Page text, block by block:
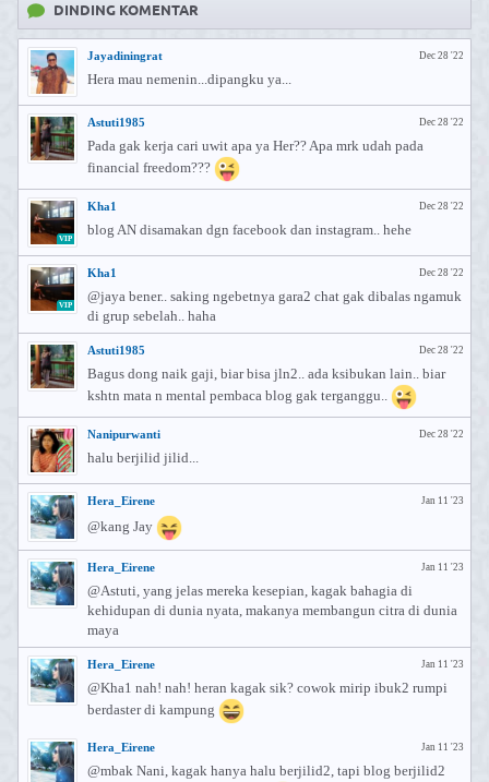
DINDING KOMENTAR
Dec 28 '22
Jayadiningrat
Hera mau nemenin...dipangku ya...
Dec 28 '22
Astuti1985
Pada gak kerja cari uwit apa ya Her?? Apa mrk udah pada
financial freedom???
VIP
Dec 28 '22
Kha1
blog AN disamakan dgn facebook dan instagram.. hehe
VIP
Dec 28 '22
Kha1
@jaya bener.. saking ngebetnya gara2 chat gak dibalas ngamuk
di grup sebelah.. haha
Dec 28 '22
Astuti1985
Bagus dong naik gaji, biar bisa jln2.. ada ksibukan lain.. biar
kshtn mata n mental pembaca blog gak terganggu..
Dec 28 '22
Nanipurwanti
halu berjilid jilid...
Jan 11 '23
Hera_Eirene
@kang Jay
Jan 11 '23
Hera_Eirene
@Astuti, yang jelas mereka kesepian, kagak bahagia di
kehidupan di dunia nyata, makanya membangun citra di dunia
maya
Jan 11 '23
Hera_Eirene
@Kha1 nah! nah! heran kagak sik? cowok mirip ibuk2 rumpi
berdaster di kampung
Jan 11 '23
Hera_Eirene
@mbak Nani, kagak hanya halu berjilid2, tapi blog berjilid2